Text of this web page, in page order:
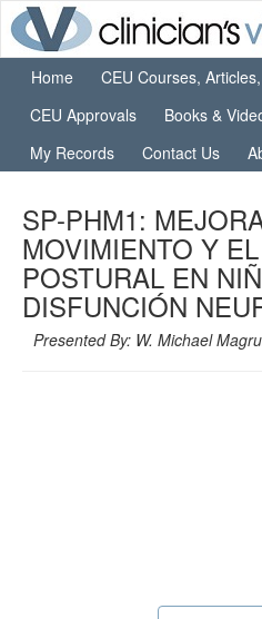
Home
CEU Courses,
CEU Approvals
Books &
My Records
Contact Us
SP-PHM1:
MOVIMIENTO Y
POSTURAL EN
DISFUNCIÓN
Presented By: W. Michael